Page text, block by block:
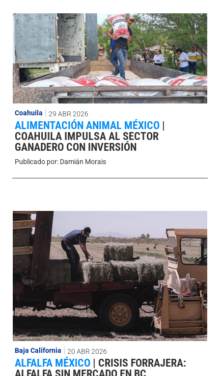
Coahuila 29 ABR 2026
ALIMENTACIÓN ANIMAL MÉXICO |
COAHUILA IMPULSA AL SECTOR
GANADERO CON INVERSIÓN
Publicado por: Damián Morais
Baja California 20 ABR 2026
ALFALFA MÉXICO | CRISIS FORRAJERA: